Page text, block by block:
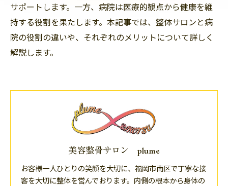
サポートします。一方、病院は医療的観点から健康を維
持する役割を果たします。本記事では、整体サロンと病
院の役割の違いや、それぞれのメリットについて詳しく
解説します。
美容整骨サロン plume
お客様一人ひとりの笑顔を大切に、福岡市南区で丁寧な接
客を大切に整体を営んでおります。内側の根本から身体の